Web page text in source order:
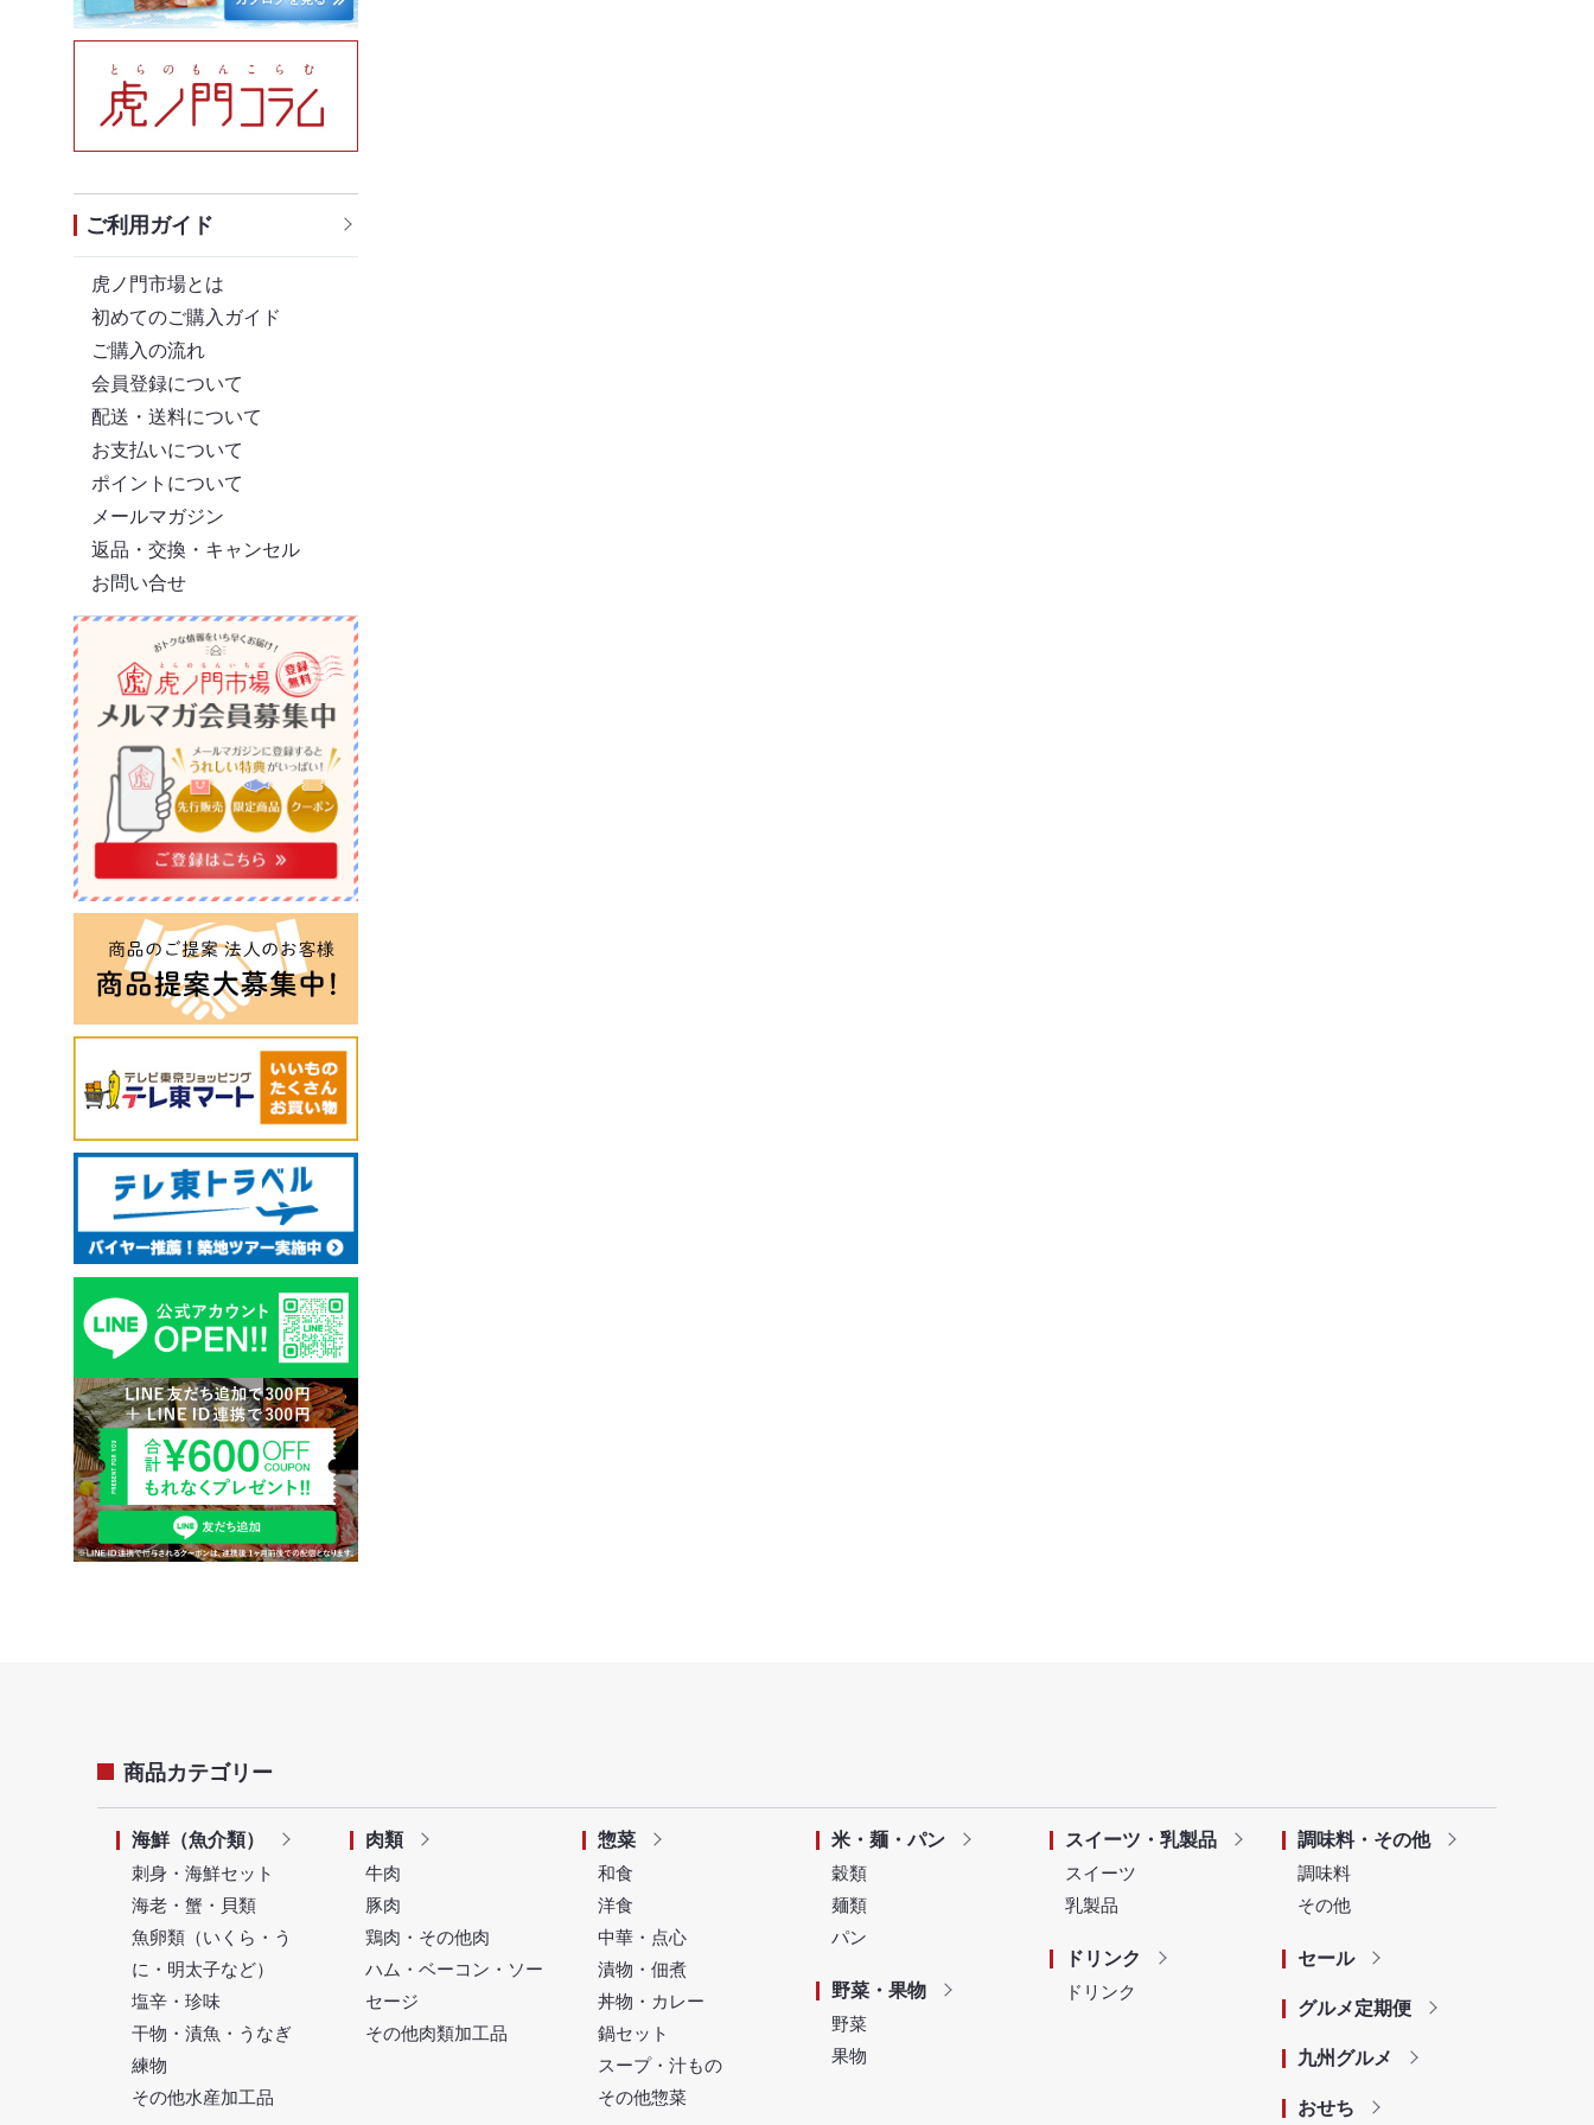
ご利用ガイド
虎ノ門市場とは
初めてのご購入ガイド
ご購入の流れ
会員登録について
配送・送料について
お支払いについて
ポイントについて
メールマガジン
返品・交換・キャンセル
お問い合せ
商品カテゴリー
海鮮（魚介類）
刺身・海鮮セット
海老・蟹・貝類
魚卵類（いくら・う
に・明太子など）
塩辛・珍味
干物・漬魚・うなぎ
練物
その他水産加工品
肉類
牛肉
豚肉
鶏肉・その他肉
ハム・ベーコン・ソー
セージ
その他肉類加工品
惣菜
和食
洋食
中華・点心
漬物・佃煮
丼物・カレー
鍋セット
スープ・汁もの
その他惣菜
米・麺・パン
穀類
麺類
パン
野菜・果物
野菜
果物
スイーツ・乳製品
スイーツ
乳製品
ドリンク
ドリンク
調味料・その他
調味料
その他
セール
グルメ定期便
九州グルメ
おせち